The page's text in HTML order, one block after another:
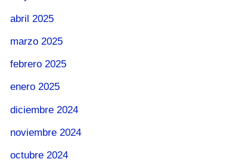
abril 2025
marzo 2025
febrero 2025
enero 2025
diciembre 2024
noviembre 2024
octubre 2024